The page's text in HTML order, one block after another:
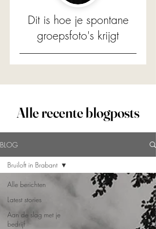
Dit is hoe je spontane
groepsfoto's krijgt
Alle recente blogposts
BLOG
Alle berichten
Latest stories
Aan de slag met je
bedrijf
Bruiloft in Brabant